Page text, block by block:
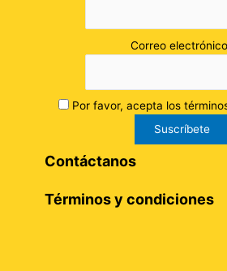
Correo
Por favor, acepta los
Contáctanos
Términos y condiciones